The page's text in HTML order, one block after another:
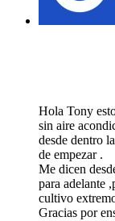
Hola Tony
sin aire
desde dentro
de empezar .
Me dicen
para adelante
cultivo
Gracias por